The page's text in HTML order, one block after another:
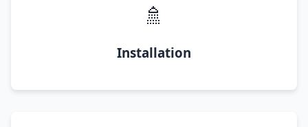
🚿
Installation